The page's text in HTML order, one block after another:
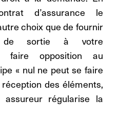
d’assurance le
choix que de fournir
de sortie à votre
faire opposition au
« nul ne peut se faire
des éléments,
régularise la